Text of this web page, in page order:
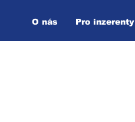
O nás Pro inzerenty